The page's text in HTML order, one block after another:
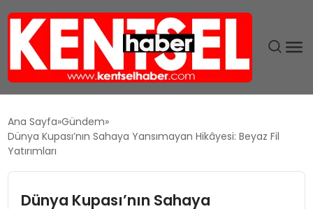
GÜNDEM
Ana Sayfa Gündem
Dünya Kupası’nın Sahaya Yansımayan Hikâyesi: Beyaz Fil
Yatırımları
Dünya Kupası’nın Sahaya